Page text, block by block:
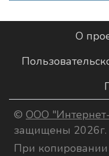
О
© ООО
защищены 2026г.
При копировании